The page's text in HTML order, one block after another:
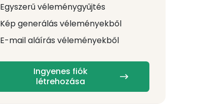
Egyszerű véleménygyűjtés
Kép generálás véleményekből
E-mail aláírás véleményekből
Ingyenes fiók
létrehozása